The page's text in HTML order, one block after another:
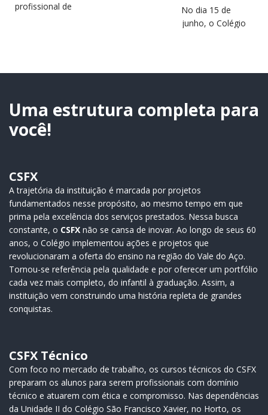
profissional de
próximo dia 2 de
No dia 15 de
junho, o Colégio
de história,
transformação
de…
Uma estrutura completa para
você!
CSFX
A trajetória da instituição é marcada por projetos
fundamentados nesse propósito, ao mesmo tempo em que
prima pela excelência dos serviços prestados. Nessa busca
constante, o CSFX não se cansa de inovar. Ao longo de seus 60
anos, o Colégio implementou ações e projetos que
revolucionaram a oferta do ensino na região do Vale do Aço.
Tornou-se referência pela qualidade e por oferecer um portfólio
cada vez mais completo, do infantil à graduação. Assim, a
instituição vem construindo uma história repleta de grandes
conquistas.
CSFX Técnico
Com foco no mercado de trabalho, os cursos técnicos do CSFX
preparam os alunos para serem profissionais com domínio
técnico e atuarem com ética e compromisso. Nas dependências
da Unidade II do Colégio São Francisco Xavier, no Horto, os